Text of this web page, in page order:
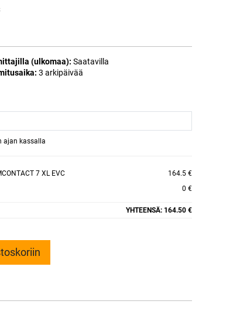
(ulkomaa): Saatavilla
3 arkipäivää
ajan kassalla
7 XL EVC
164.5 €
0 €
YHTEENSÄ: 164.50 €